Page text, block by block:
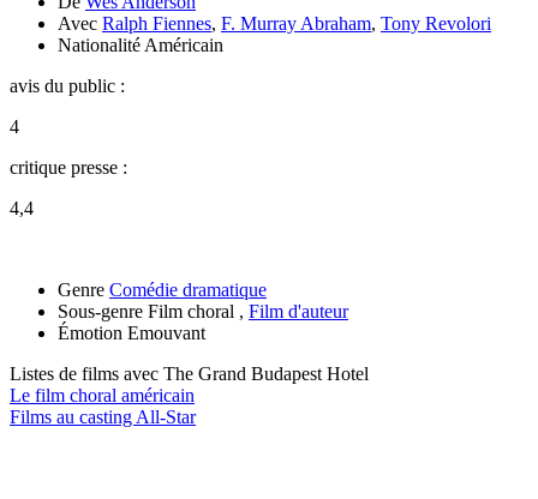
Avec Ralph Fiennes, F. Murray Abraham, Tony Revolori
Nationalité Américain
avis du public :
4
critique presse :
4,4
Genre Comédie dramatique
Sous-genre Film choral , Film d'auteur
Émotion Emouvant
Listes de films avec The Grand Budapest Hotel
Le film choral américain
Films au casting All-Star